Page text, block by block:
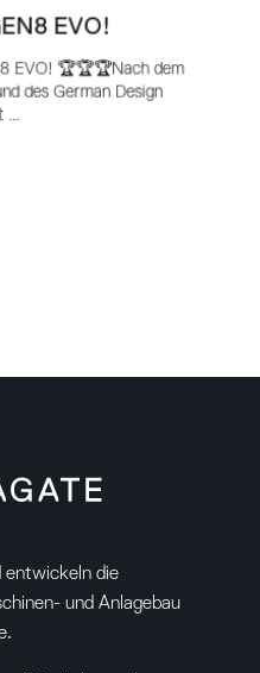
EVO!
EVO! 🏆🏆🏆Nach dem
des German Design
...
entwickeln die
und Anlagebau